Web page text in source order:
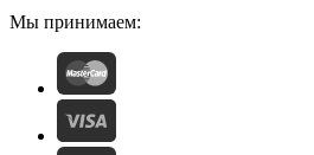
Мы принимаем: